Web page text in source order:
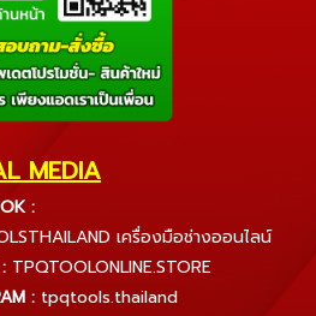
MEDIA
:
เครื่องมือช่างออนไลน์
TPQTOOLONLINE.STORE
: tpqtools.thailand